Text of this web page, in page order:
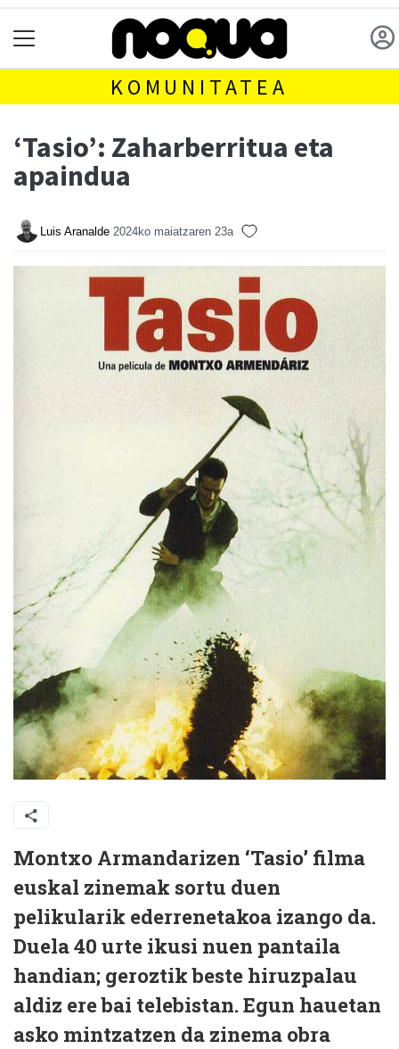
KOMUNITATEA
‘Tasio’: Zaharberritua eta
apaindua
Luis Aranalde 2024ko maiatzaren 23a
Montxo Armandarizen ‘Tasio’ filma
euskal zinemak sortu duen
pelikularik ederrenetakoa izango da.
Duela 40 urte ikusi nuen pantaila
handian; geroztik beste hiruzpalau
aldiz ere bai telebistan. Egun hauetan
asko mintzatzen da zinema obra